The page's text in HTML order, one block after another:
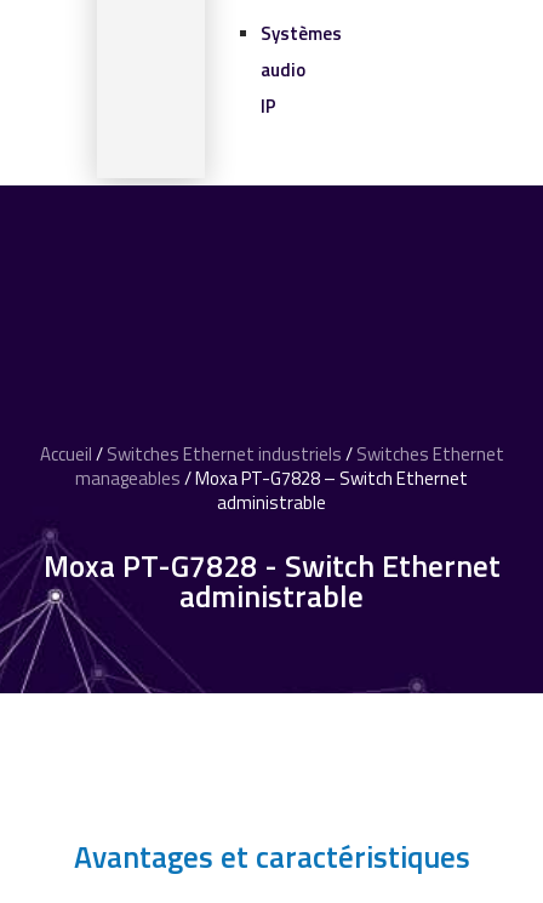
Systèmes
audio
IP
Accueil/Switches Ethernet industriels/Switches Ethernet
manageables/ Moxa PT-G7828 – Switch Ethernet
administrable
Moxa PT-G7828 - Switch Ethernet
administrable
Avantages et caractéristiques